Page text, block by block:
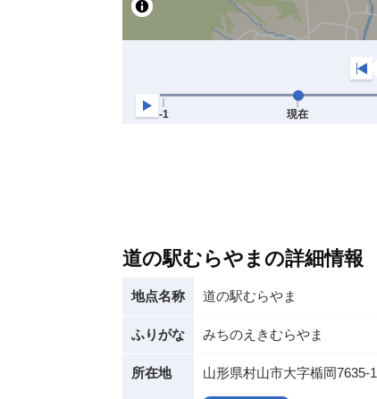
道の駅むらやまの詳細情報
地点名称 道の駅むらやま
ふりがな みちのえきむらやま
所在地 山形県村山市大字楯岡7635-1